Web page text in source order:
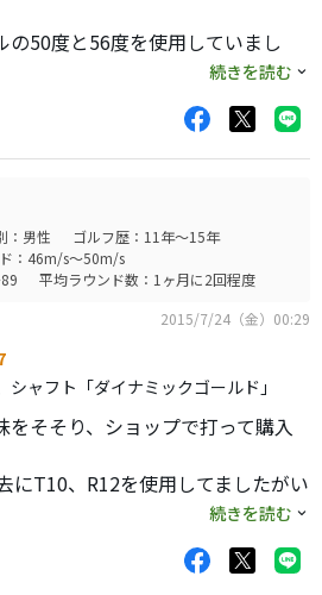
の50度と56度を使用していまし
すが、私自信の腕前を考えて、も
ようと思ってしまったのが、運
旅が始まり、結局これに戻ってき
クなので、ホワイトサテンの52度
ックニッケルよりもヘッドが大
じで、何となくですがフェース
る気がします。
が、やはりヘッドが小さめなので
ウエッジの良さをより実感できる
抜けの良さなのですが、これば
続きを読む
：男性
ゴルフ歴：11年～15年
：46m/s～50m/s
平均ラウンド数：1ヶ月に2回程度
2015/7/24（金）00:29
シャフト「ダイナミックゴールド」
そそり、ショップで打って購入
にT10、R12を使用してましたがい
ぐに売却した経験ありです。T5も
ンス形状？バウンスロフト？、何
のT4を購入しました。
続きを読む